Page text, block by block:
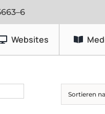
Websites
Sortieren